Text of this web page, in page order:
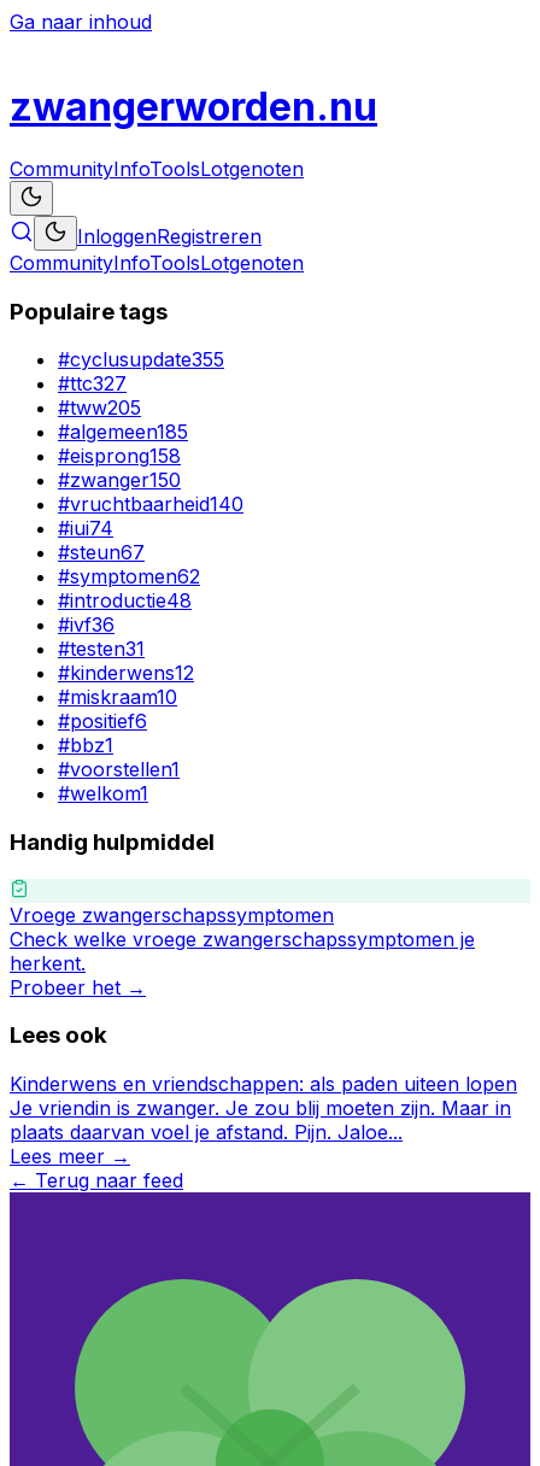
Ga naar inhoud
zwangerworden.nu
CommunityInfoToolsLotgenoten
InloggenRegistreren
CommunityInfoToolsLotgenoten
Populaire tags
#cyclusupdate355
#ttc327
#tww205
#algemeen185
#eisprong158
#zwanger150
#vruchtbaarheid140
#iui74
#steun67
#symptomen62
#introductie48
#ivf36
#testen31
#kinderwens12
#miskraam10
#positief6
#bbz1
#voorstellen1
#welkom1
Handig hulpmiddel
Vroege zwangerschapssymptomen
Check welke vroege zwangerschapssymptomen je
herkent.
Probeer het →
Lees ook
Kinderwens en vriendschappen: als paden uiteen lopen
Je vriendin is zwanger. Je zou blij moeten zijn. Maar in
plaats daarvan voel je afstand. Pijn. Jaloe...
Lees meer →
← Terug naar feed